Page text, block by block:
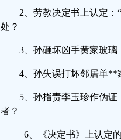
2、劳教决定书上认定
处？
3、孙砸坏凶手黄家玻
4、孙失误打坏邻居单
5、孙指责李玉珍作伪
者？
6、《决定书》上认定